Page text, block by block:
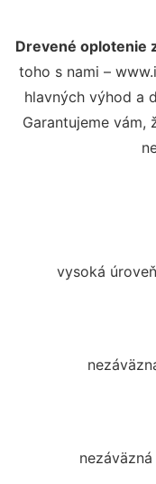
Drevené oplotenie
toho s nami –
hlavných výhod a
Garantujeme vám,
vysoká